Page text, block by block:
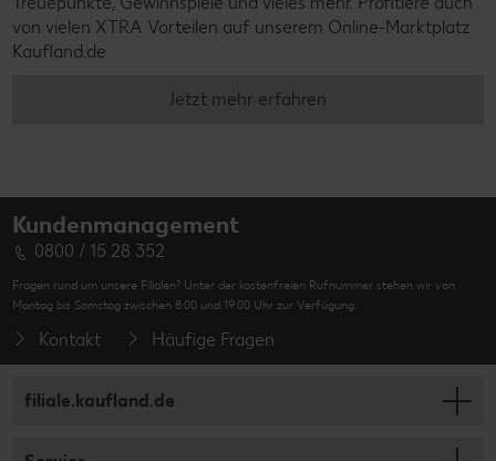
von vielen XTRA Vorteilen auf unserem Online-Marktplatz
Kaufland.de
Jetzt mehr erfahren
Kundenmanagement
0800 / 15 28 352
Fragen rund um unsere Filialen? Unter der kostenfreien Rufnummer stehen wir von
Montag bis Samstag zwischen 8:00 und 19:00 Uhr zur Verfügung.
Kontakt Häufige Fragen
filiale.kaufland.de